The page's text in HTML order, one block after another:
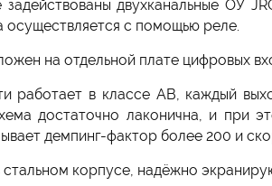
двухканальные ОУ
с помощью реле.
на отдельной плате цифровых
работает в классе AB, каждый
достаточно лаконична, и при
демпинг-фактор более 200 и
стальном корпусе, надёжно